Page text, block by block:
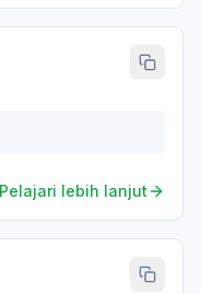
Pelajari lebih lanjut